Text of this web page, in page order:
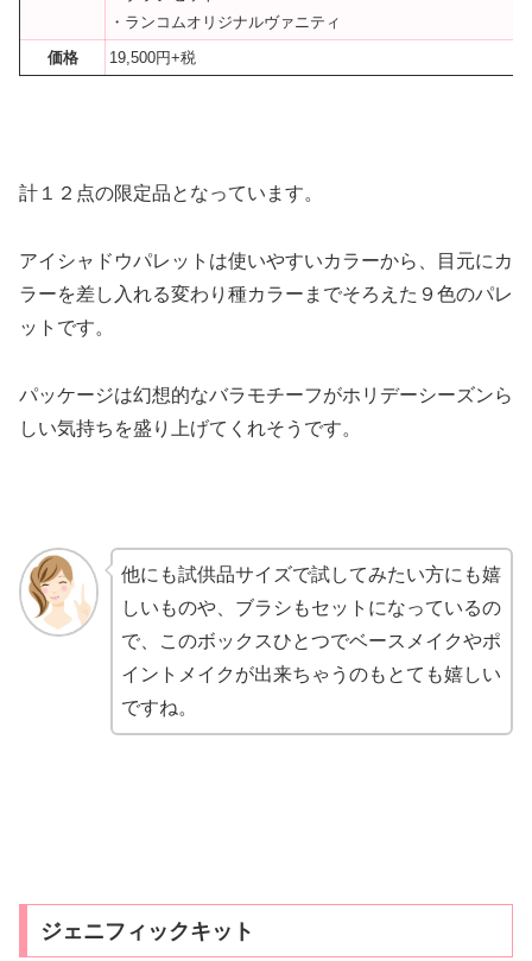
・ランコムオリジナルヴァニティ
価格
19,500円+税
計１２点の限定品となっています。
アイシャドウパレットは使いやすいカラーから、目元にカ
ラーを差し入れる変わり種カラーまでそろえた９色のパレ
ットです。
パッケージは幻想的なバラモチーフがホリデーシーズンら
しい気持ちを盛り上げてくれそうです。
他にも試供品サイズで試してみたい方にも嬉
しいものや、ブラシもセットになっているの
で、このボックスひとつでベースメイクやポ
イントメイクが出来ちゃうのもとても嬉しい
ですね。
ジェニフィックキット